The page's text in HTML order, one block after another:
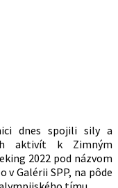
dnes spojili sily a
aktivít k Zimným
2022 pod názvom
v Galérii SPP, na pôde